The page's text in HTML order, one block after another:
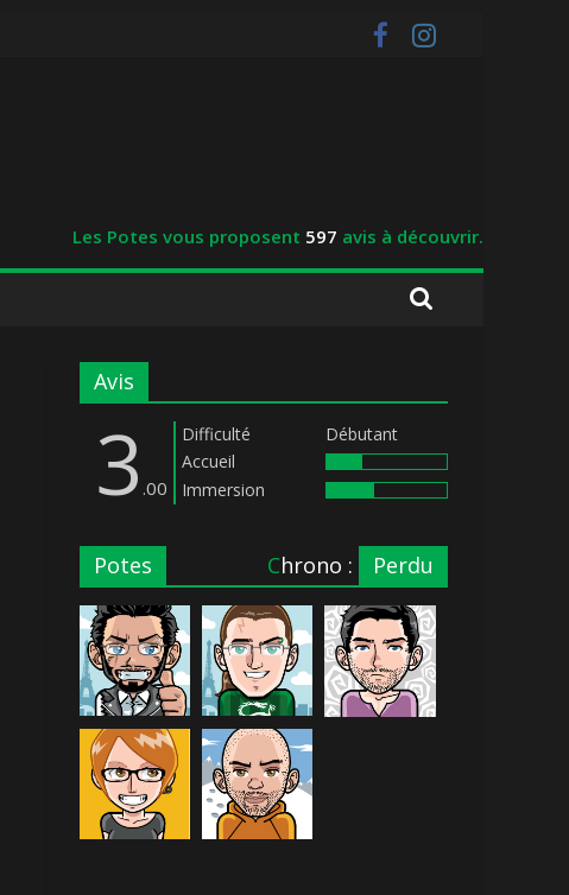
Les Potes vous proposent 597 avis à découvrir.
Avis
3 .00
Difficulté
Débutant
Accueil
Immersion
Potes Chrono : Perdu